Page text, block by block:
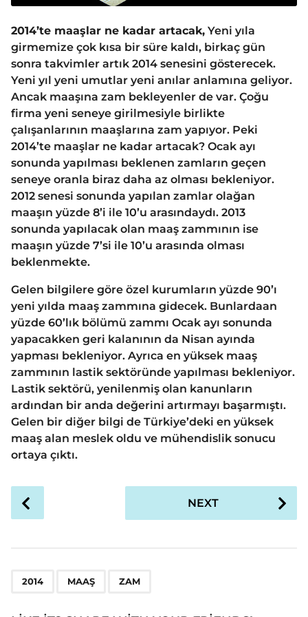
2014’te maaşlar ne kadar artacak, Yeni yıla
girmemize çok kısa bir süre kaldı, birkaç gün
sonra takvimler artık 2014 senesini gösterecek.
Yeni yıl yeni umutlar yeni anılar anlamına geliyor.
Ancak maaşına zam bekleyenler de var. Çoğu
firma yeni seneye girilmesiyle birlikte
çalışanlarının maaşlarına zam yapıyor. Peki
2014’te maaşlar ne kadar artacak? Ocak ayı
sonunda yapılması beklenen zamların geçen
seneye oranla biraz daha az olması bekleniyor.
2012 senesi sonunda yapılan zamlar olağan
maaşın yüzde 8’i ile 10’u arasındaydı. 2013
sonunda yapılacak olan maaş zammının ise
maaşın yüzde 7’si ile 10’u arasında olması
beklenmekte.
Gelen bilgilere göre özel kurumların yüzde 90’ı
yeni yılda maaş zammına gidecek. Bunlardaan
yüzde 60’lık bölümü zammı Ocak ayı sonunda
yapacakken geri kalanının da Nisan ayında
yapması bekleniyor. Ayrıca en yüksek maaş
zammının lastik sektöründe yapılması bekleniyor.
Lastik sektörü, yenilenmiş olan kanunların
ardından bir anda değerini artırmayı başarmıştı.
Gelen bir diğer bilgi de Türkiye’deki en yüksek
maaş alan meslek oldu ve mühendislik sonucu
ortaya çıktı.
NEXT
2014 MAAŞ ZAM